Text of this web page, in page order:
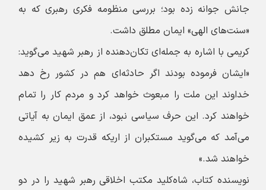
جانش جوانه زده بود؛ بررسی منظومه فکری رهبری که به
«سنت‌های الهی» ایمان مطلق داشت.
کریمی با اشاره به جمله‌ای تکان‌دهنده از رهبر شهید می‌گوید:
«ایشان فرموده بودند اگر حادثه‌ای هم در کشور رخ دهد
خداوند این ملت را مبعوث خواهد کرد و مردم کار را تمام
خواهند کرد. این حرف سیاسی نبود، از عمق ایمان به آیاتی
می‌آمد که می‌گوید مستکبران از اریکه قدرت به زیر کشیده
خواهند شد.»
نویسنده کتاب، شاه‌کلید مکتب اخلاقی رهبر شهید را در دو